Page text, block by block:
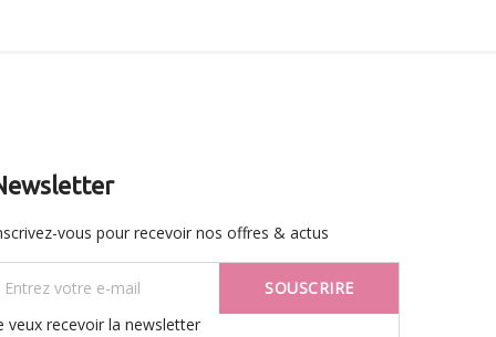
vous pour recevoir nos offres & actus
SOUSCRIRE
veux recevoir la newsletter